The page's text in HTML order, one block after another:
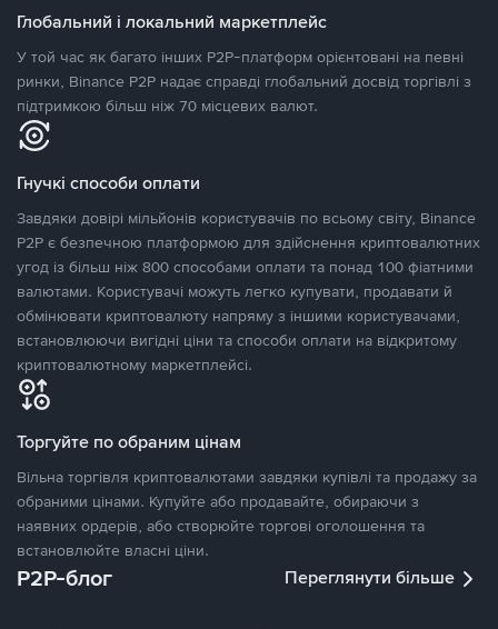
Глобальний і локальний маркетплейс
У той час як багато інших P2P-платформ орієнтовані на певні
ринки, Binance P2P надає справді глобальний досвід торгівлі з
підтримкою більш ніж 70 місцевих валют.
Гнучкі способи оплати
Завдяки довірі мільйонів користувачів по всьому світу, Binance
P2P є безпечною платформою для здійснення криптовалютних
угод із більш ніж 800 способами оплати та понад 100 фіатними
валютами. Користувачі можуть легко купувати, продавати й
обмінювати криптовалюту напряму з іншими користувачами,
встановлюючи вигідні ціни та способи оплати на відкритому
криптовалютному маркетплейсі.
Торгуйте по обраним цінам
Вільна торгівля криптовалютами завдяки купівлі та продажу за
обраними цінами. Купуйте або продавайте, обираючи з
наявних ордерів, або створюйте торгові оголошення та
встановлюйте власні ціни.
P2P-блог Переглянути більше